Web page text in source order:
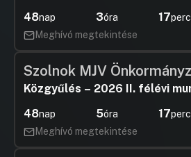
48nap 3óra 17perc
Meghívó megtekintése
Szolnok MJV
Közgyűlés – 2026 II. félévi
48nap 5óra 17perc
Meghívó megtekintése